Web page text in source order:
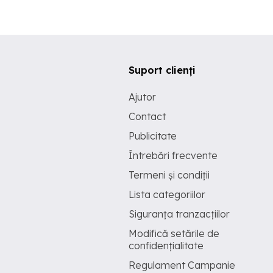
Suport clienți
Ajutor
Contact
Publicitate
Întrebări frecvente
Termeni și condiții
Lista categoriilor
Siguranța tranzacțiilor
Modifică setările de
confidențialitate
Regulament Campanie